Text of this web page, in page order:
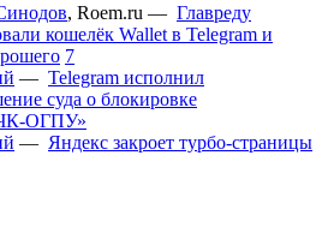
, Roem.ru — Главреду
кошелёк Wallet в Telegram и
7
— Telegram исполнил
суда о блокировке
ОГПУ»
— Яндекс закроет турбо-страницы